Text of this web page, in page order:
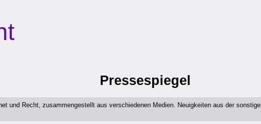
Pressespiegel
und Recht, zusammengestellt aus verschiedenen Medien. Neuigkeiten aus der